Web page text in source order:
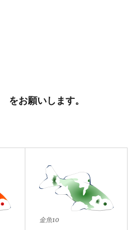
をお願いします。
金魚10